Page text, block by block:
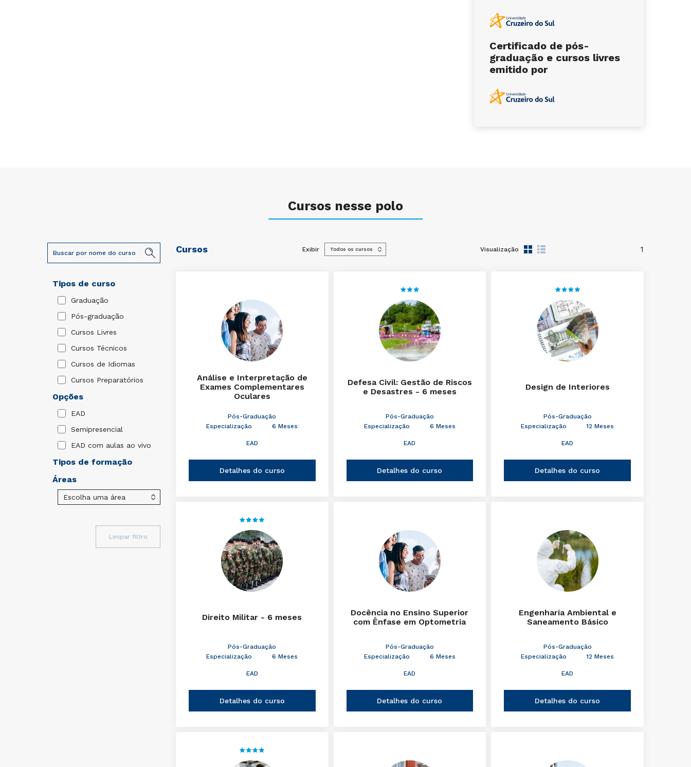
Certificado de pós-
graduação e cursos livres
emitido por
Cursos nesse polo
Tipos de curso
Graduação
Pós-graduação
Cursos Livres
Cursos Técnicos
Cursos de Idiomas
Cursos Preparatórios
Opções
EAD
Semipresencial
EAD com aulas ao vivo
Tipos de formação
Áreas
Limpar filtro
Cursos Exibir Visualização 1
Análise e Interpretação de
Exames Complementares
Oculares
Pós-Graduação
Especialização
6 Meses
EAD
Detalhes do curso
Defesa Civil: Gestão de Riscos
e Desastres - 6 meses
Pós-Graduação
Especialização
6 Meses
EAD
Detalhes do curso
Design de Interiores
Pós-Graduação
Especialização
12 Meses
EAD
Detalhes do curso
Direito Militar - 6 meses
Pós-Graduação
Especialização
6 Meses
EAD
Detalhes do curso
Docência no Ensino Superior
com Ênfase em Optometria
Pós-Graduação
Especialização
6 Meses
EAD
Detalhes do curso
Engenharia Ambiental e
Saneamento Básico
Pós-Graduação
Especialização
12 Meses
EAD
Detalhes do curso